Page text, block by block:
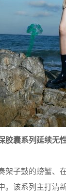
胶囊系列延续无
子鼓的螃蟹、
。该系列主打清